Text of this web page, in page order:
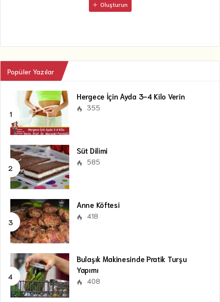
Oluşturun
Popüler Yazılar
Hergece İçin Ayda 3-4 Kilo Verin
355
Süt Dilimi
585
Anne Köftesi
418
Bulaşık Makinesinde Pratik Turşu
Yapımı
408